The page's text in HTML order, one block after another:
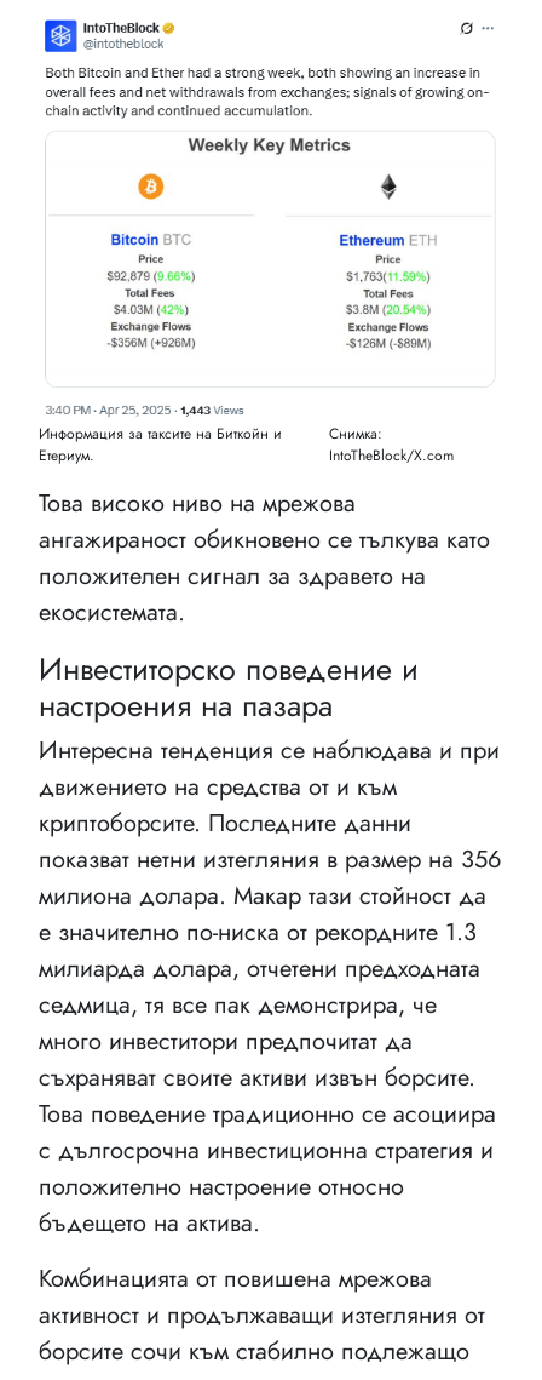
Информация за таксите на Биткойн и
Етериум.
Снимка:
IntoTheBlock/X.com
Това високо ниво на мрежова
ангажираност обикновено се тълкува като
положителен сигнал за здравето на
екосистемата.
Инвеститорско поведение и
настроения на пазара
Интересна тенденция се наблюдава и при
движението на средства от и към
криптоборсите. Последните данни
показват нетни изтегляния в размер на 356
милиона долара. Макар тази стойност да
е значително по-ниска от рекордните 1.3
милиарда долара, отчетени предходната
седмица, тя все пак демонстрира, че
много инвеститори предпочитат да
съхраняват своите активи извън борсите.
Това поведение традиционно се асоциира
с дългосрочна инвестиционна стратегия и
положително настроение относно
бъдещето на актива.
Комбинацията от повишена мрежова
активност и продължаващи изтегляния от
борсите сочи към стабилно подлежащо